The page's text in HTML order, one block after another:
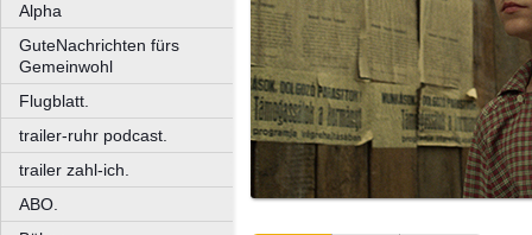
Alpha
GuteNachrichten fürs
Gemeinwohl
Flugblatt.
trailer-ruhr podcast.
trailer zahl-ich.
ABO.